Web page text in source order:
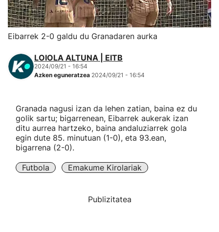
Herri-kirolak
Eskubaloia
Kirolak 360
Mendi-lasterketak
Kirol gehiago
"Helmuga"
Eibarrek 2-0 galdu du Granadaren aurka
LOIOLA ALTUNA | EITB
2024/09/21 - 16:54
Azken eguneratzea 2024/09/21 - 16:54
Granada nagusi izan da lehen zatian, baina ez du
golik sartu; bigarrenean, Eibarrek aukerak izan
ditu aurrea hartzeko, baina andaluziarrek gola
egin dute 85. minutuan (1-0), eta 93.ean,
bigarrena (2-0).
Futbola Emakume Kirolariak
Publizitatea